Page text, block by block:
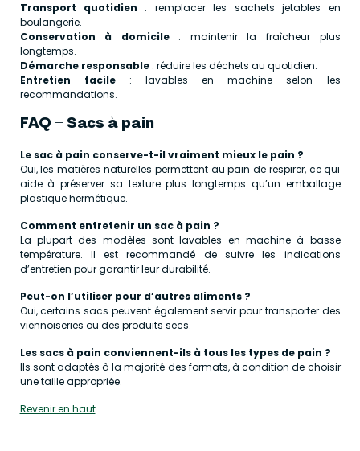
Transport quotidien : remplacer les sachets jetables en
boulangerie.
Conservation à domicile: maintenir la fraîcheur plus
longtemps.
Démarche responsable: réduire les déchets au quotidien.
Entretien facile: lavables en machine selon les
recommandations.
FAQ – Sacs à pain
Le sac à pain conserve-t-il vraiment mieux le pain ?
Oui, les matières naturelles permettent au pain de respirer, ce qui
aide à préserver sa texture plus longtemps qu’un emballage
plastique hermétique.
Comment entretenir un sac à pain ?
La plupart des modèles sont lavables en machine à basse
température. Il est recommandé de suivre les indications
d’entretien pour garantir leur durabilité.
Peut-on l’utiliser pour d’autres aliments ?
Oui, certains sacs peuvent également servir pour transporter des
viennoiseries ou des produits secs.
Les sacs à pain conviennent-ils à tous les types de pain ?
Ils sont adaptés à la majorité des formats, à condition de choisir
une taille appropriée.
Revenir en haut